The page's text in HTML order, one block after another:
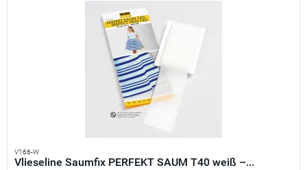
V166-W
Vlieseline Saumfix PERFEKT SAUM T40 weiß –...